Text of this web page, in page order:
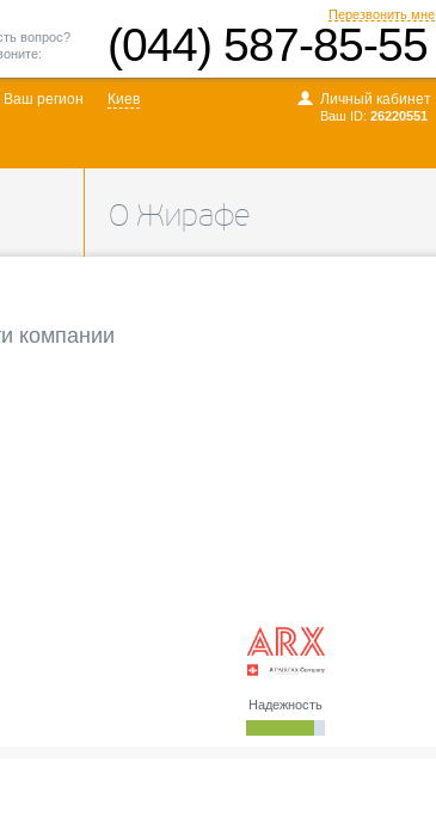
Перезвонить мне
(044) 587-85-55
вопрос?
Личный кабинет
Ваш ID: 26220551
Ваш регион Киев
О Жирафе
компании
Надежность